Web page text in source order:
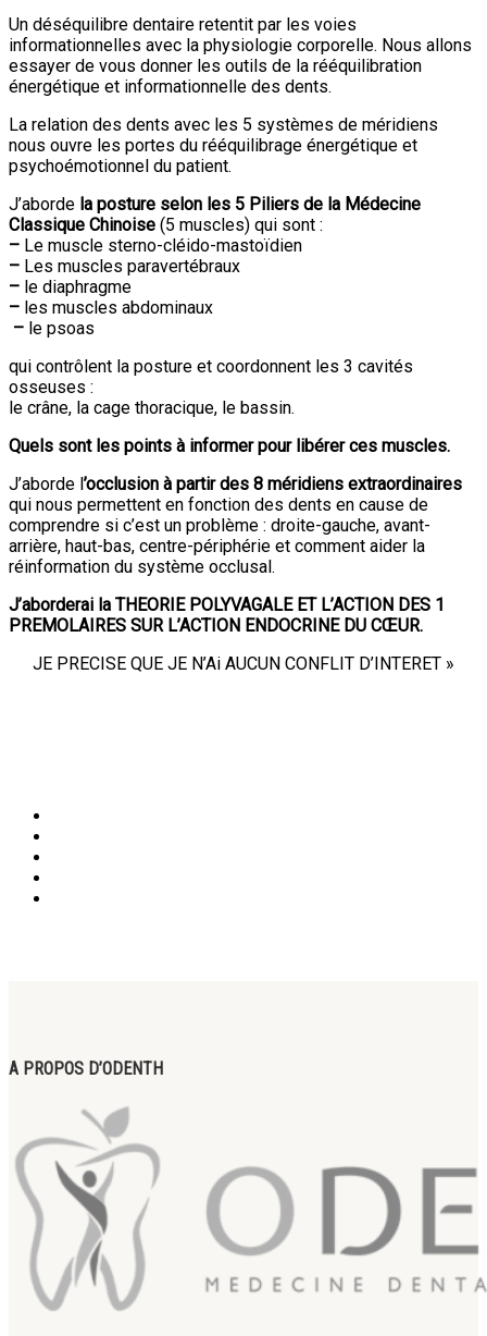
Un déséquilibre dentaire retentit par les voies
informationnelles avec la physiologie corporelle. Nous allons
essayer de vous donner les outils de la rééquilibration
énergétique et informationnelle des dents.
La relation des dents avec les 5 systèmes de méridiens
nous ouvre les portes du rééquilibrage énergétique et
psychoémotionnel du patient.
J’aborde la posture selon les 5 Piliers de la Médecine
Classique Chinoise (5 muscles) qui sont :
– Le muscle sterno-cléido-mastoïdien
– Les muscles paravertébraux
– le diaphragme
– les muscles abdominaux
– le psoas
qui contrôlent la posture et coordonnent les 3 cavités
osseuses :
le crâne, la cage thoracique, le bassin.
Quels sont les points à informer pour libérer ces muscles.
J’aborde l’occlusion à partir des 8 méridiens extraordinaires
qui nous permettent en fonction des dents en cause de
comprendre si c’est un problème : droite-gauche, avant-
arrière, haut-bas, centre-périphérie et comment aider la
réinformation du système occlusal.
J’aborderai la THEORIE POLYVAGALE ET L’ACTION DES 1
PREMOLAIRES SUR L’ACTION ENDOCRINE DU CŒUR.
JE PRECISE QUE JE N’Ai AUCUN CONFLIT D’INTERET »
A PROPOS D’ODENTH